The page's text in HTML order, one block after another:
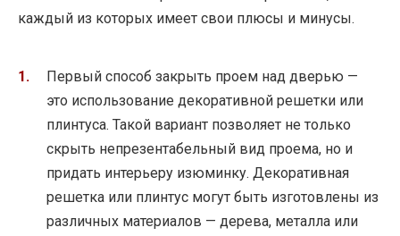
каждый из которых имеет свои плюсы и минусы.
Первый способ закрыть проем над дверью —
это использование декоративной решетки или
плинтуса. Такой вариант позволяет не только
скрыть непрезентабельный вид проема, но и
придать интерьеру изюминку. Декоративная
решетка или плинтус могут быть изготовлены из
различных материалов — дерева, металла или